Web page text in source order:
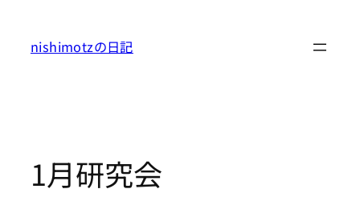
nishimotzの日記
1月研究会